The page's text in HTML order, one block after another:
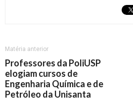
Matéria anterior
Professores da PoliUSP
elogiam cursos de
Engenharia Química e de
Petróleo da Unisanta